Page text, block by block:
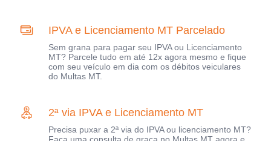
IPVA e Licenciamento MT Parcelado
Sem grana para pagar seu IPVA ou Licenciamento
MT? Parcele tudo em até 12x agora mesmo e fique
com seu veículo em dia com os débitos veiculares
do Multas MT.
2ª via IPVA e Licenciamento MT
Precisa puxar a 2ª via do IPVA ou licenciamento MT?